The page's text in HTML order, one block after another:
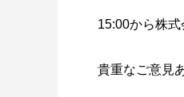
15:00から株式
貴重なご意見